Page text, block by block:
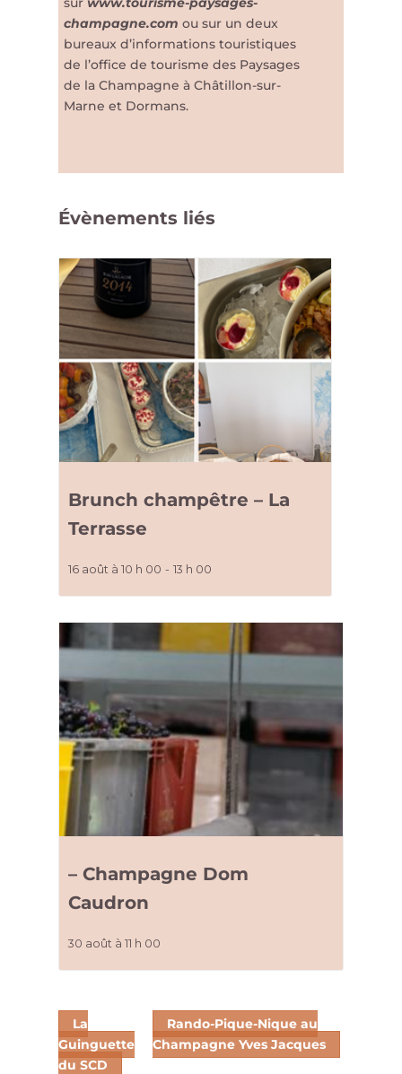
champagne.com ou sur un deux
bureaux d’informations touristiques
de l’office de tourisme des Paysages
de la Champagne à Châtillon-sur-
Marne et Dormans.
Évènements liés
Brunch champêtre – La
Terrasse
16 août à 10 h 00 - 13 h 00
– Champagne Dom
Caudron
30 août à 11 h 00
La
Guinguette
du SCD
Rando-Pique-Nique au
Champagne Yves Jacques